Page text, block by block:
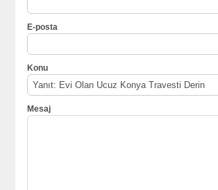
E-posta
Konu
Mesaj